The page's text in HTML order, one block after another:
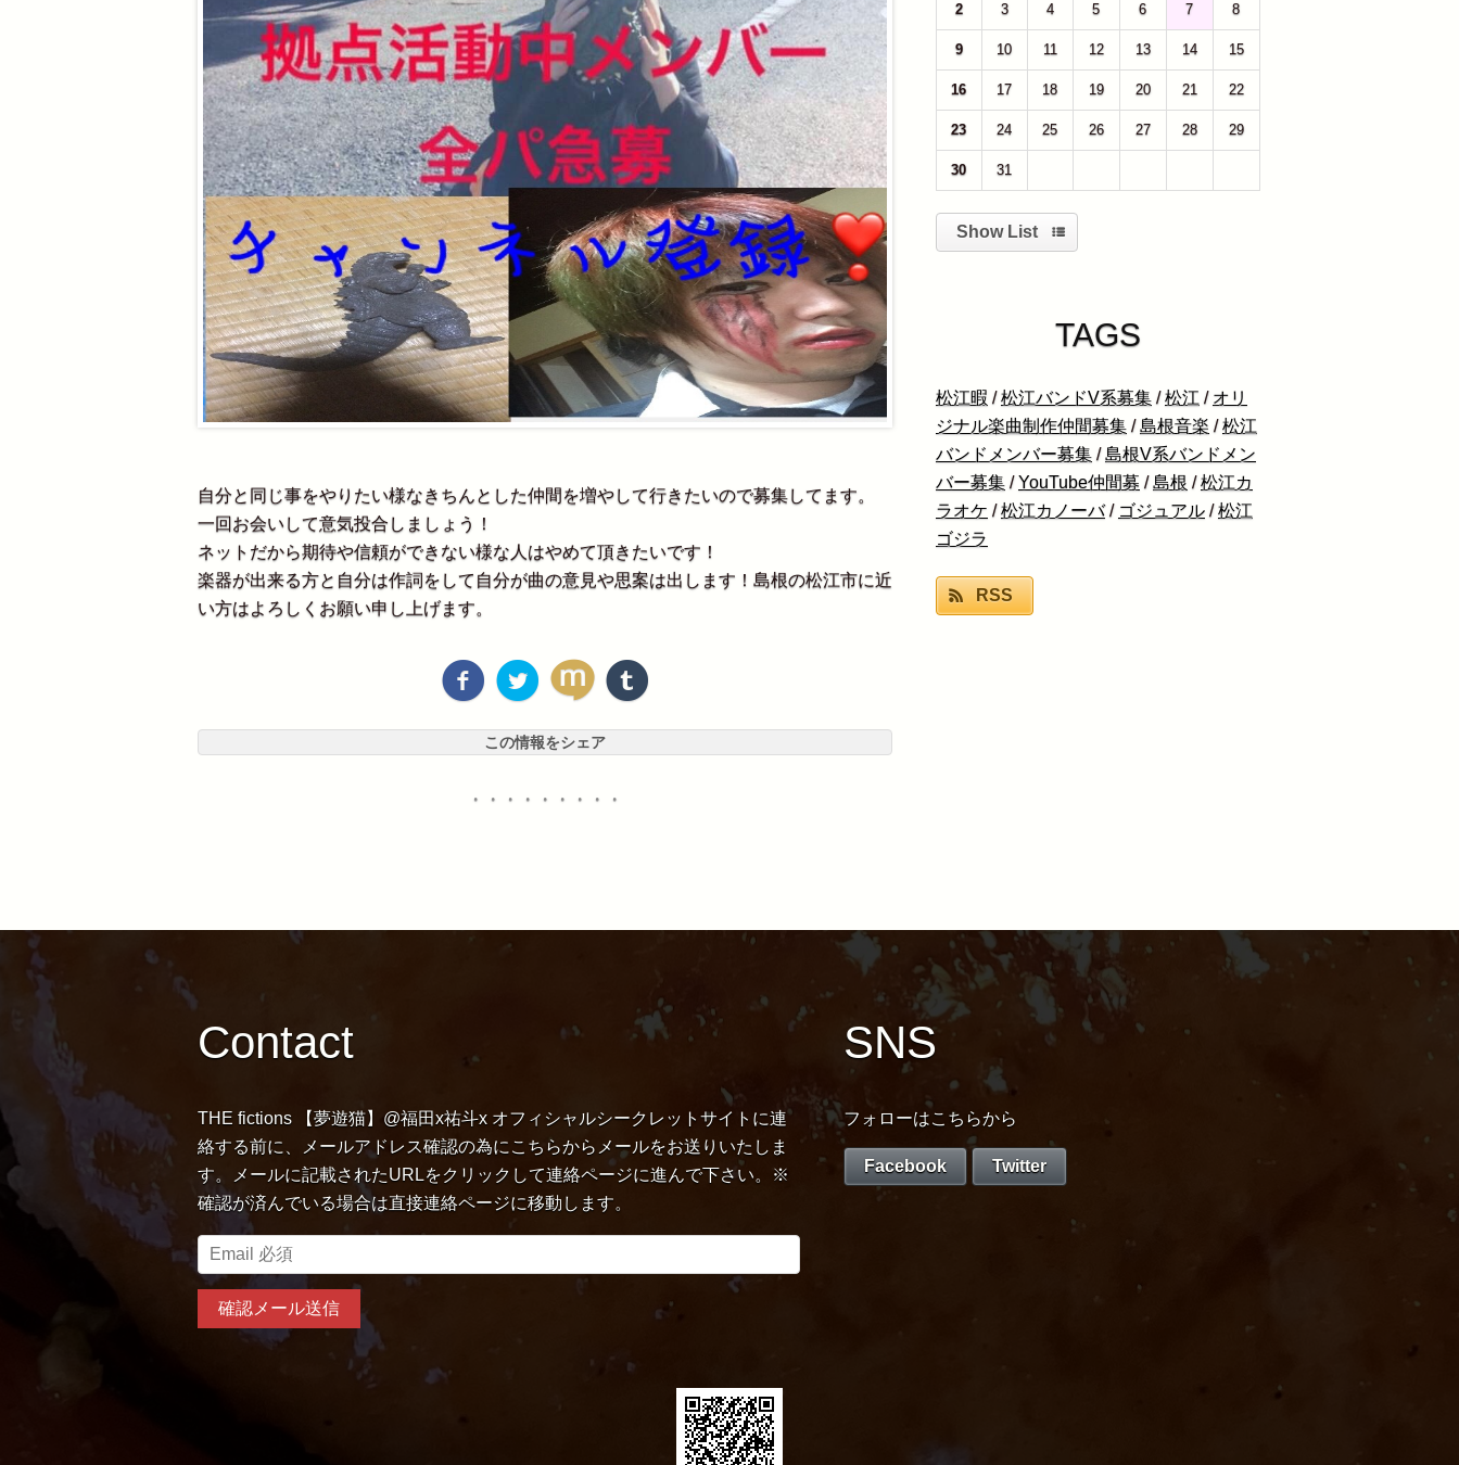
自分と同じ事をやりたい様なきちんとした仲間を増やして行きたいので募集してます。
一回お会いして意気投合しましょう！
ネットだから期待や信頼ができない様な人はやめて頂きたいです！
楽器が出来る方と自分は作詞をして自分が曲の意見や思案は出します！島根の松江市に近
い方はよろしくお願い申し上げます。
この情報をシェア
・・・・・・・・・
2 3 4 5 6 7 8
9 10 11 12 13 14 15
16 17 18 19 20 21 22
23 24 25 26 27 28 29
30 31
Show List
TAGS
松江暇 /松江バンドV系募集 /松江 / オリ
ジナル楽曲制作仲間募集 /島根音楽 /松江
バンドメンバー募集 /島根V系バンドメン
バー募集 /YouTube仲間募 /島根 /松江カ
ラオケ /松江カノーバ / ゴジュアル /松江
ゴジラ
RSS
Contact
THE fictions 【夢遊猫】@福田x祐斗x オフィシャルシークレットサイトに連
絡する前に、メールアドレス確認の為にこちらからメールをお送りいたしま
す。メールに記載されたURLをクリックして連絡ページに進んで下さい。※
確認が済んでいる場合は直接連絡ページに移動します。
SNS
フォローはこちらから
Facebook Twitter